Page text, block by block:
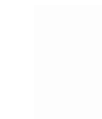
Minimale